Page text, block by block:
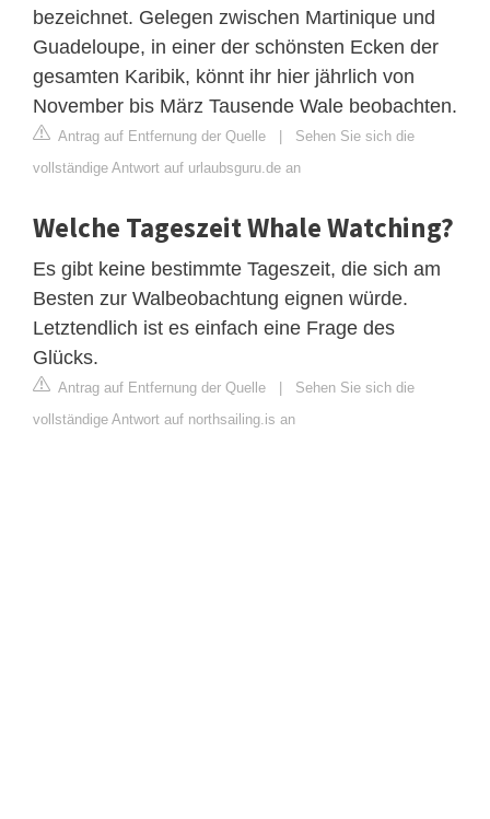
bezeichnet. Gelegen zwischen Martinique und
Guadeloupe, in einer der schönsten Ecken der
gesamten Karibik, könnt ihr hier jährlich von
November bis März Tausende Wale beobachten.
Antrag auf Entfernung der Quelle | Sehen Sie sich die
vollständige Antwort auf urlaubsguru.de an
Welche Tageszeit Whale Watching?
Es gibt keine bestimmte Tageszeit, die sich am
Besten zur Walbeobachtung eignen würde.
Letztendlich ist es einfach eine Frage des
Glücks.
Antrag auf Entfernung der Quelle | Sehen Sie sich die
vollständige Antwort auf northsailing.is an